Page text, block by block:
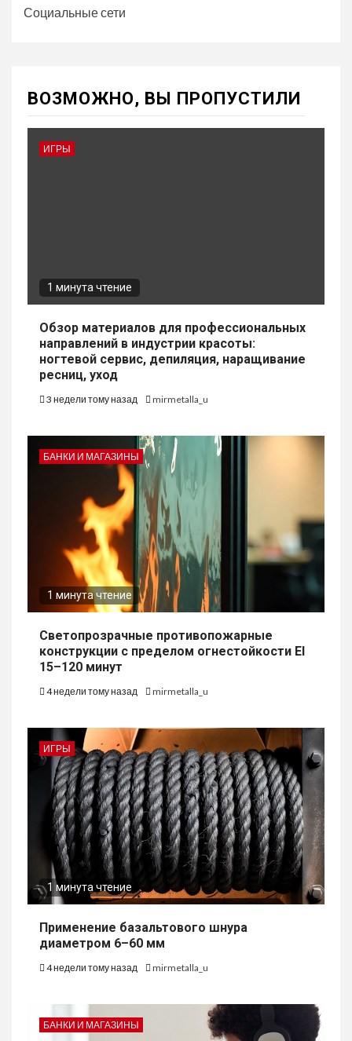
Социальные сети
ВОЗМОЖНО, ВЫ ПРОПУСТИЛИ
ИГРЫ
1 минута чтение
Обзор материалов для профессиональных
направлений в индустрии красоты:
ногтевой сервис, депиляция, наращивание
ресниц, уход
3 недели тому назад mirmetalla_u
БАНКИ И МАГАЗИНЫ
1 минута чтение
Светопрозрачные противопожарные
конструкции с пределом огнестойкости EI
15–120 минут
4 недели тому назад mirmetalla_u
ИГРЫ
1 минута чтение
Применение базальтового шнура
диаметром 6–60 мм
4 недели тому назад mirmetalla_u
БАНКИ И МАГАЗИНЫ